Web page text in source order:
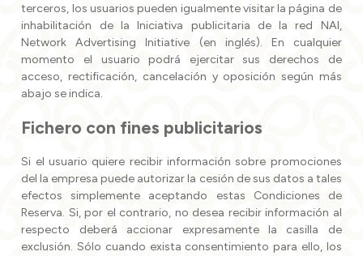
terceros, los usuarios pueden igualmente visitar la página de
inhabilitación de la Iniciativa publicitaria de la red NAI,
Network Advertising Initiative (en inglés). En cualquier
momento el usuario podrá ejercitar sus derechos de
acceso, rectificación, cancelación y oposición según más
abajo se indica.
Fichero con fines publicitarios
Si el usuario quiere recibir información sobre promociones
del la empresa puede autorizar la cesión de sus datos a tales
efectos simplemente aceptando estas Condiciones de
Reserva. Si, por el contrario, no desea recibir información al
respecto deberá accionar expresamente la casilla de
exclusión. Sólo cuando exista consentimiento para ello, los